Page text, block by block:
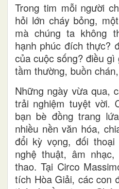
Trong tim mỗi người
hỏi lớn cháy bỏng,
mà chúng ta không
hạnh phúc đích thực?
của cuộc sống? điều
tầm thường, buồn
Những ngày vừa qua,
trải nghiệm tuyệt vời.
bạn bè đồng trang
nhiều nền văn hóa,
đổi kỳ vọng, đối
nghệ thuật, âm
thao. Tại Circo
tích Hòa Giải, các con